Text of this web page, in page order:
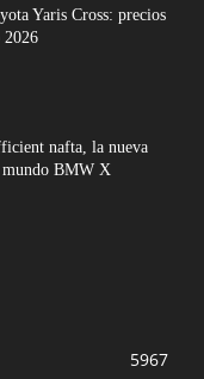
Yaris Cross: precios
2026
nafta, la nueva
mundo BMW X
5967